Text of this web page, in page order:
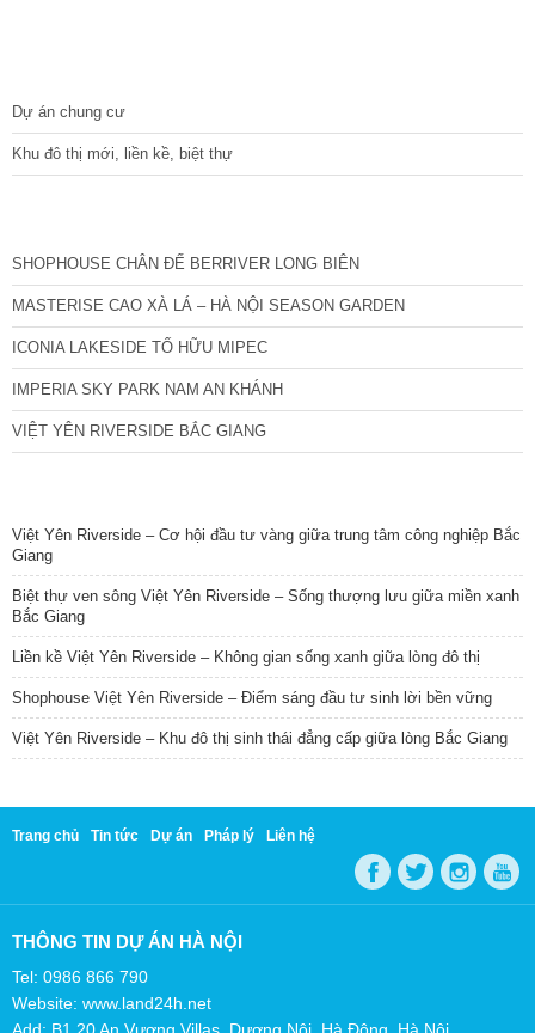
Dự án chung cư
Khu đô thị mới, liền kề, biệt thự
SHOPHOUSE CHÂN ĐẾ BERRIVER LONG BIÊN
MASTERISE CAO XÀ LÁ – HÀ NỘI SEASON GARDEN
ICONIA LAKESIDE TỐ HỮU MIPEC
IMPERIA SKY PARK NAM AN KHÁNH
VIỆT YÊN RIVERSIDE BẮC GIANG
Việt Yên Riverside – Cơ hội đầu tư vàng giữa trung tâm công nghiệp Bắc
Giang
Biệt thự ven sông Việt Yên Riverside – Sống thượng lưu giữa miền xanh
Bắc Giang
Liền kề Việt Yên Riverside – Không gian sống xanh giữa lòng đô thị
Shophouse Việt Yên Riverside – Điểm sáng đầu tư sinh lời bền vững
Việt Yên Riverside – Khu đô thị sinh thái đẳng cấp giữa lòng Bắc Giang
Trang chủ Tin tức Dự án Pháp lý Liên hệ
THÔNG TIN DỰ ÁN HÀ NỘI
Tel: 0986 866 790
Website: www.land24h.net